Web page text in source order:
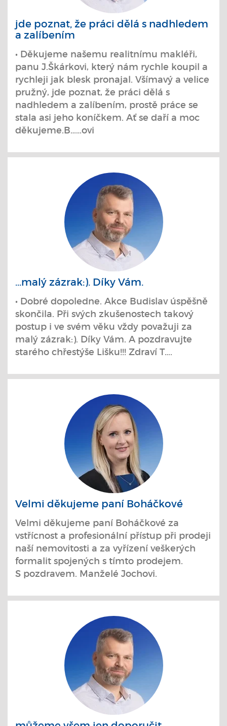
jde poznat, že práci dělá s nadhledem
a zalíbením
• Děkujeme našemu realitnímu makléři,
panu J.Škárkovi, který nám rychle koupil a
rychleji jak blesk pronajal. Všímavý a velice
pružný, jde poznat, že práci dělá s
nadhledem a zalíbením, prostě práce se
stala asi jeho koníčkem. Ať se daří a moc
děkujeme.B……ovi
...malý zázrak:). Díky Vám.
• Dobré dopoledne. Akce Budislav úspěšně
skončila. Při svých zkušenostech takový
postup i ve svém věku vždy považuji za
malý zázrak:). Díky Vám. A pozdravujte
starého chřestýše Lišku!!! Zdraví T….
Velmi děkujeme paní Boháčkové
Velmi děkujeme paní Boháčkové za
vstřícnost a profesionální přístup při prodeji
naší nemovitosti a za vyřízení veškerých
formalit spojených s tímto prodejem.
S pozdravem. Manželé Jochovi.